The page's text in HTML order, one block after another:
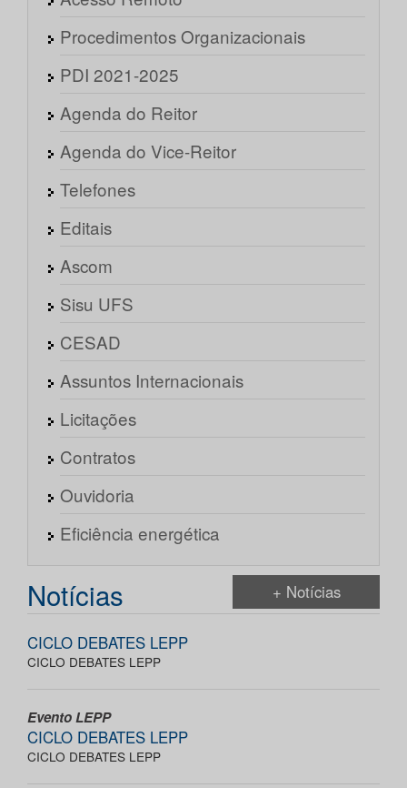
Procedimentos Organizacionais
PDI 2021-2025
Agenda do Reitor
Agenda do Vice-Reitor
Telefones
Editais
Ascom
Sisu UFS
CESAD
Assuntos Internacionais
Licitações
Contratos
Ouvidoria
Eficiência energética
Notícias + Notícias
CICLO DEBATES LEPP
CICLO DEBATES LEPP
Evento LEPP
CICLO DEBATES LEPP
CICLO DEBATES LEPP